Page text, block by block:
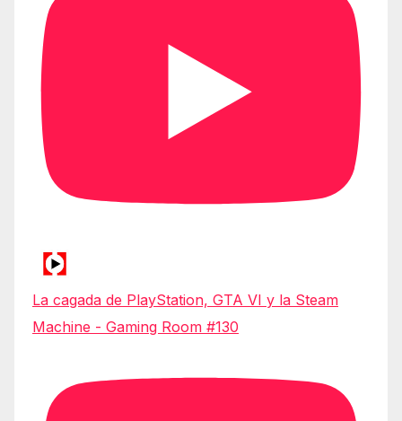
La cagada de PlayStation, GTA VI y la Steam
Machine - Gaming Room #130